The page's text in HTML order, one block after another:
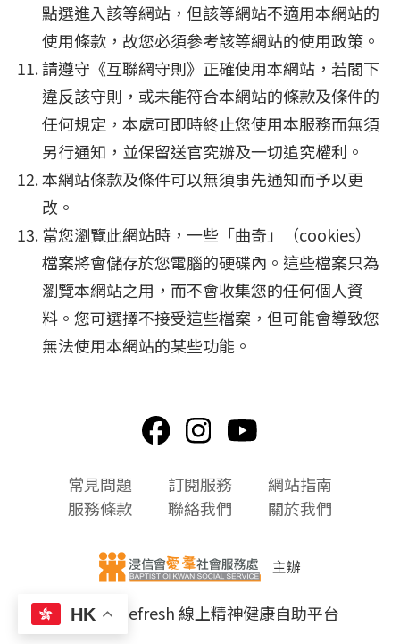
點選進入該等網站，但該等網站不適用本網站的
使用條款，故您必須參考該等網站的使用政策。
請遵守《互聯網守則》正確使用本網站，若閣下
違反該守則，或未能符合本網站的條款及條件的
任何規定，本處可即時終止您使用本服務而無須
另行通知，並保留送官究辦及一切追究權利。
本網站條款及條件可以無須事先通知而予以更
改。
當您瀏覽此網站時，一些「曲奇」（cookies）
檔案將會儲存於您電腦的硬碟內。這些檔案只為
瀏覽本網站之用，而不會收集您的任何個人資
料。您可選擇不接受這些檔案，但可能會導致您
無法使用本網站的某些功能。
常見問題 訂閱服務
網站指南
服務條款
聯絡我們 關於我們
主辦
© 2026 Refresh 線上精神健康自助平台
HK